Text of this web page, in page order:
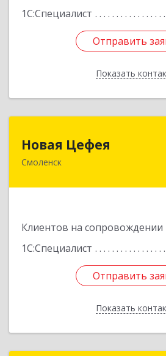
1С:Специалист
Отправить
Показать
Отправить
Назад
Новая Цефея
Смоленск
Клиентов на сопровождении
1С:Специалист
Отправить
Показать
214018, Смоленская обл,
Отправить
Назад